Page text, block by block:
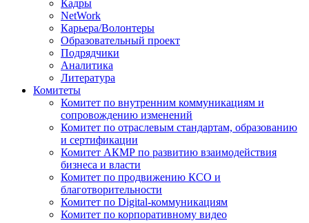
Кадры
NetWork
Карьера/Волонтеры
Образовательный проект
Подрядчики
Аналитика
Литература
Комитеты
Комитет по внутренним коммуникациям и
сопровождению изменений
Комитет по отраслевым стандартам, образованию
и сертификации
Комитет АКМР по развитию взаимодействия
бизнеса и власти
Комитет по продвижению КСО и
благотворительности
Комитет по Digital-коммуникациям
Комитет по корпоративному видео